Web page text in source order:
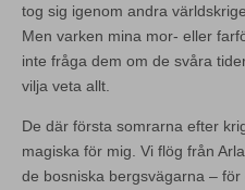
tog sig igenom andra
Men varken mina mor- eller
inte fråga dem om de svåra
vilja veta allt.
De där första somrarna efter
magiska för mig. Vi flög från
de bosniska bergsvägarna –